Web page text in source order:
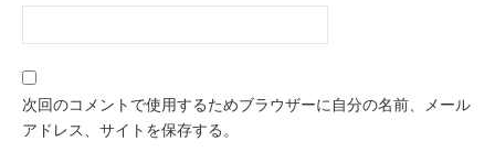
次回のコメントで使用するためブラウザーに自分の名前、メール
アドレス、サイトを保存する。